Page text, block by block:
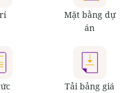
Mặt bằng dự
án
Tải bảng giá